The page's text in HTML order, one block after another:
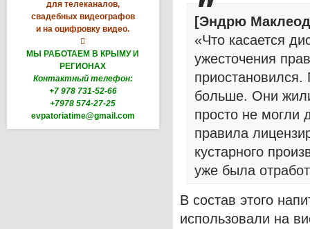
для телеканалов,
свадебных видеографов
и на оцифровку видео.

МЫ РАБОТАЕМ В КРЫМУ И
РЕГИОНАХ
Контактный телефон:
+7 978 731-52-66
+7978 574-27-25
evpatoriatime@gmail.com
[Эндрю
«Что касается
ужесточения
больше. Они
просто не могли
правила
кустарного
уже была
В состав этого
использовали на